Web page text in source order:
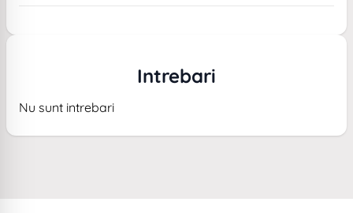
Intrebari
Nu sunt intrebari